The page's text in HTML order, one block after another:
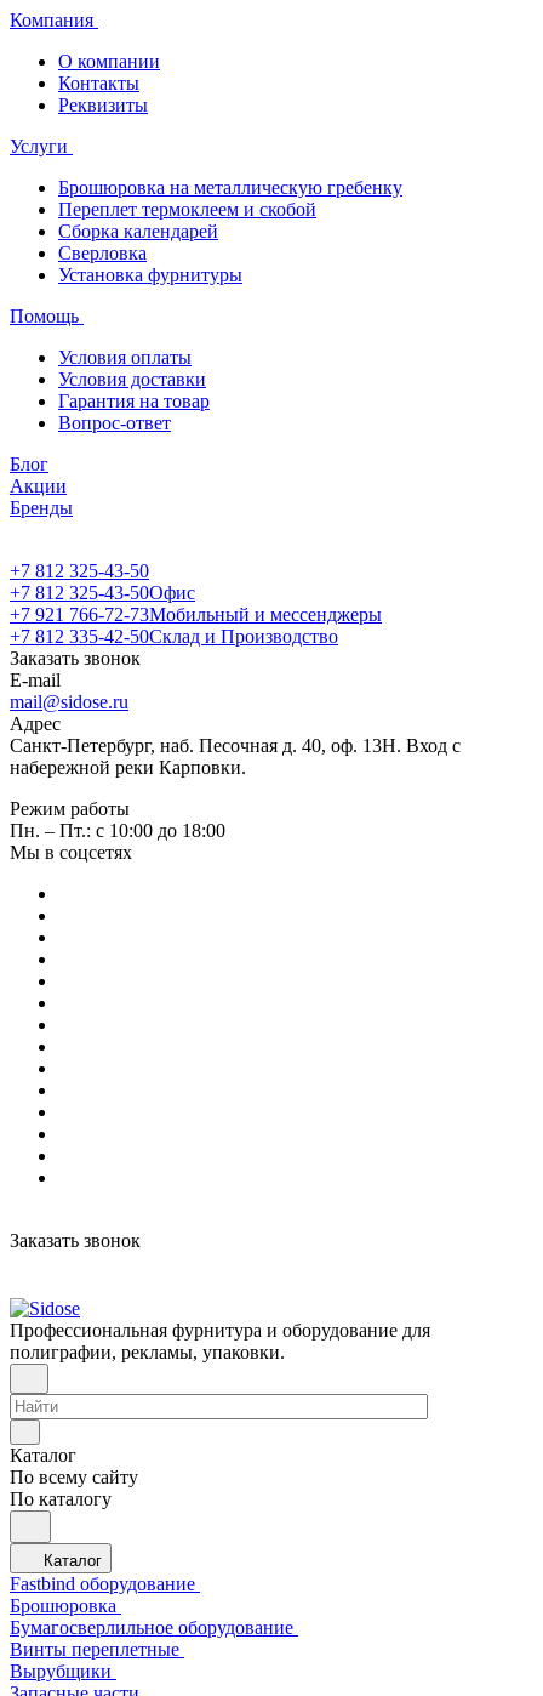
Компания
О компании
Контакты
Реквизиты
Услуги
Брошюровка на металлическую гребенку
Переплет термоклеем и скобой
Сборка календарей
Сверловка
Установка фурнитуры
Помощь
Условия оплаты
Условия доставки
Гарантия на товар
Вопрос-ответ
Блог
Акции
Бренды
+7 812 325-43-50
+7 812 325-43-50Офис
+7 921 766-72-73Мобильный и мессенджеры
+7 812 335-42-50Склад и Производство
Заказать звонок
E-mail
mail@sidose.ru
Адрес
Санкт-Петербург, наб. Песочная д. 40, оф. 13Н. Вход с
набережной реки Карповки.
Режим работы
Пн. – Пт.: с 10:00 до 18:00
Мы в соцсетях
Заказать звонок
Профессиональная фурнитура и оборудование для
полиграфии, рекламы, упаковки.
Каталог
По всему сайту
По каталогу
Каталог
Fastbind оборудование
Брошюровка
Бумагосверлильное оборудование
Винты переплетные
Вырубщики